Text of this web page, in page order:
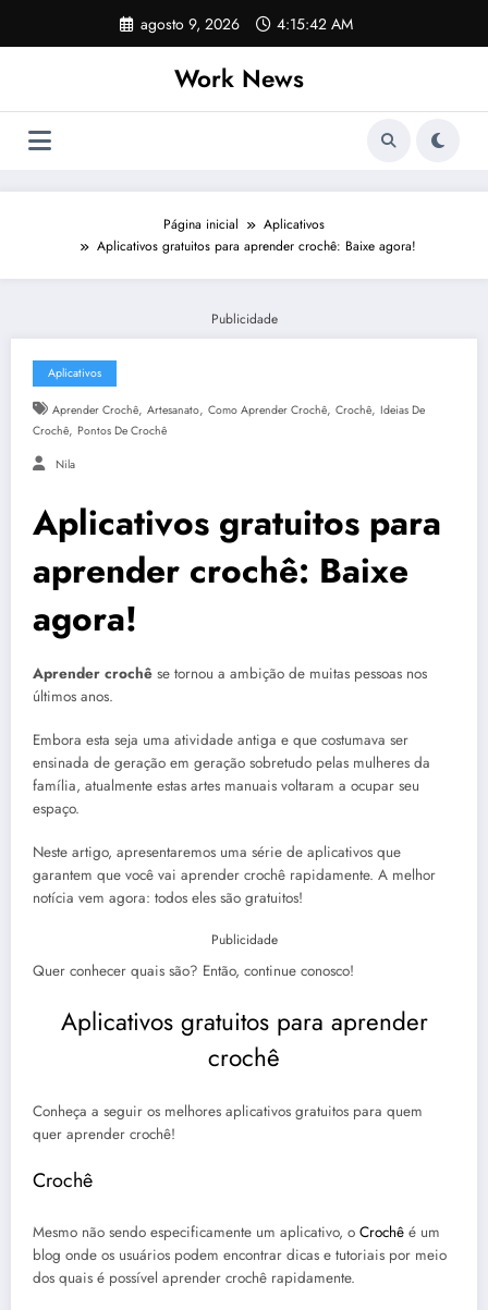
o
agosto 9, 2026 4:15:43 AM
Work News
Página inicial
Aplicativos
Aplicativos gratuitos para aprender crochê: Baixe agora!
Publicidade
Aplicativos
Aprender Crochê, Artesanato, Como Aprender Crochê, Crochê, Ideias De
Crochê, Pontos De Crochê
Nila
Aplicativos gratuitos para
aprender crochê: Baixe
agora!
Aprender crochê se tornou a ambição de muitas pessoas nos
últimos anos.
Embora esta seja uma atividade antiga e que costumava ser
ensinada de geração em geração sobretudo pelas mulheres da
família, atualmente estas artes manuais voltaram a ocupar seu
espaço.
Neste artigo, apresentaremos uma série de aplicativos que
garantem que você vai aprender crochê rapidamente. A melhor
notícia vem agora: todos eles são gratuitos!
Publicidade
Quer conhecer quais são? Então, continue conosco!
Aplicativos gratuitos para aprender
crochê
Conheça a seguir os melhores aplicativos gratuitos para quem
quer aprender crochê!
Crochê
Mesmo não sendo especificamente um aplicativo, o Crochê é um
blog onde os usuários podem encontrar dicas e tutoriais por meio
dos quais é possível aprender crochê rapidamente.